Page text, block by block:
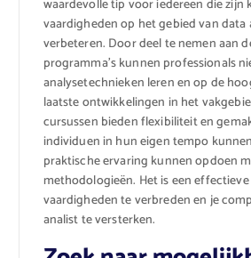
waardevolle tip voor iedereen die zijn
vaardigheden op het gebied van data
verbeteren. Door deel te nemen aan
programma’s kunnen professionals
analysetechnieken leren en op de
laatste ontwikkelingen in het
cursussen bieden flexibiliteit en
individuen in hun eigen tempo
praktische ervaring kunnen opdoen
methodologieën. Het is een
vaardigheden te verbreden en je
analist te versterken.